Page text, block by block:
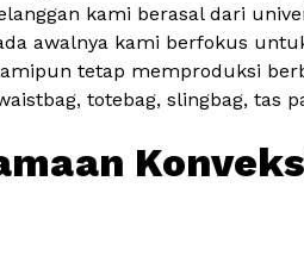
kami berasal dari
awalnya kami berfokus
tetap memproduksi
totebag, slingbag, tas